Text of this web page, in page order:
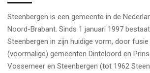
Steenbergen is een gemeente in de
Noord-Brabant. Sinds 1 januari 1997
Steenbergen in zijn huidige vorm, door fusie
(voormalige) gemeenten Dinteloord en
Vossemeer en Steenbergen (tot 1962